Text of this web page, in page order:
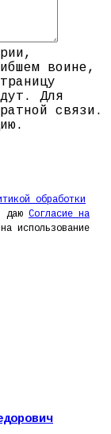
воине,
Для
связи.
обработки
даю Согласие на
использование